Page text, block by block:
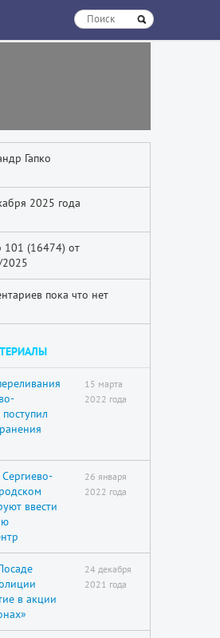
Гапко
2025 года
101 (16474) от
пока что нет
15 марта
2022 года
ввести
26 января
2022 года
в акции
24 декабря
2021 года